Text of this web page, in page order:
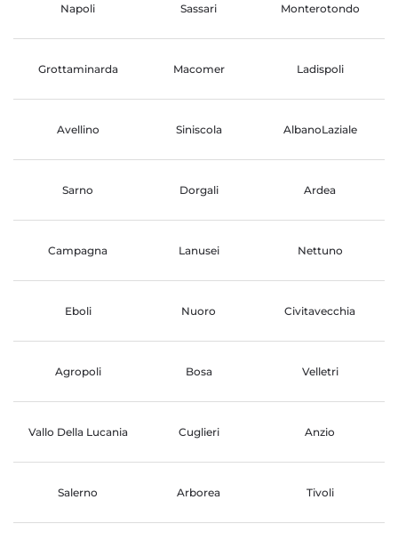
Napoli Sassari Monterotondo
Grottaminarda Macomer Ladispoli
Avellino Siniscola AlbanoLaziale
Sarno Dorgali Ardea
Campagna Lanusei Nettuno
Eboli Nuoro Civitavecchia
Agropoli Bosa Velletri
Vallo Della Lucania Cuglieri Anzio
Salerno Arborea Tivoli